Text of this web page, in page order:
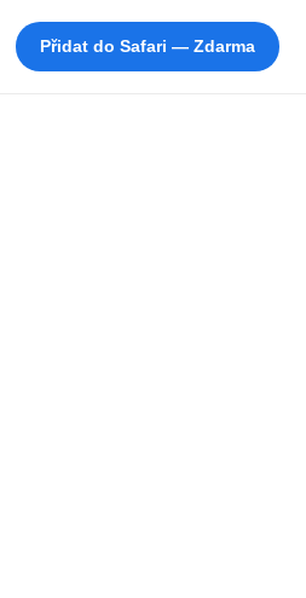
Přidat do Safari — Zdarma